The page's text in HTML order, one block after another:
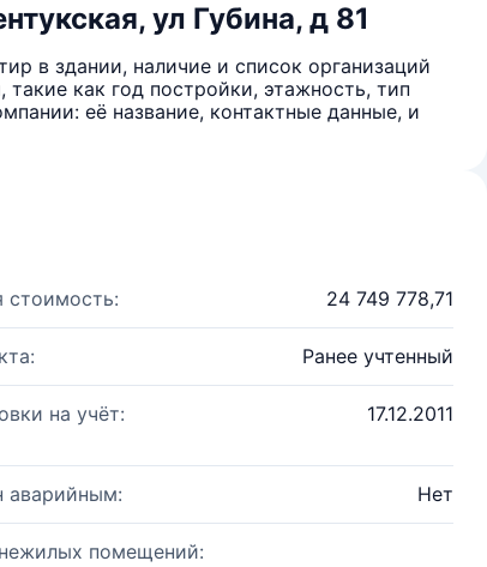
ул Губина, д 81
в здании, наличие и список организаций
как год постройки, этажность, тип
её название, контактные данные, и
стоимость: 24 749 778,71
Ранее учтенный
на учёт: 17.12.2011
аварийным: Нет
помещений: